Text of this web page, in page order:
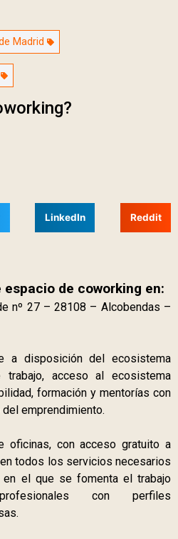
Madrid
LinkedIn Reddit
de coworking en:
nº 27 – 28108 – Alcobendas –
a disposición del ecosistema
trabajo, acceso al ecosistema
formación y mentorías con
emprendimiento.
oficinas, con acceso gratuito a
todos los servicios necesarios
el que se fomenta el trabajo
con perfiles